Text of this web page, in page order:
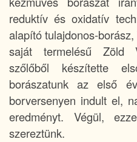
reduktív és oxidatív
alapító tulajdonos-
saját termelésű Zöld
szőlőből készítette
borászatunk az első
borversenyen indult el,
eredményt. Végül,
szereztünk.